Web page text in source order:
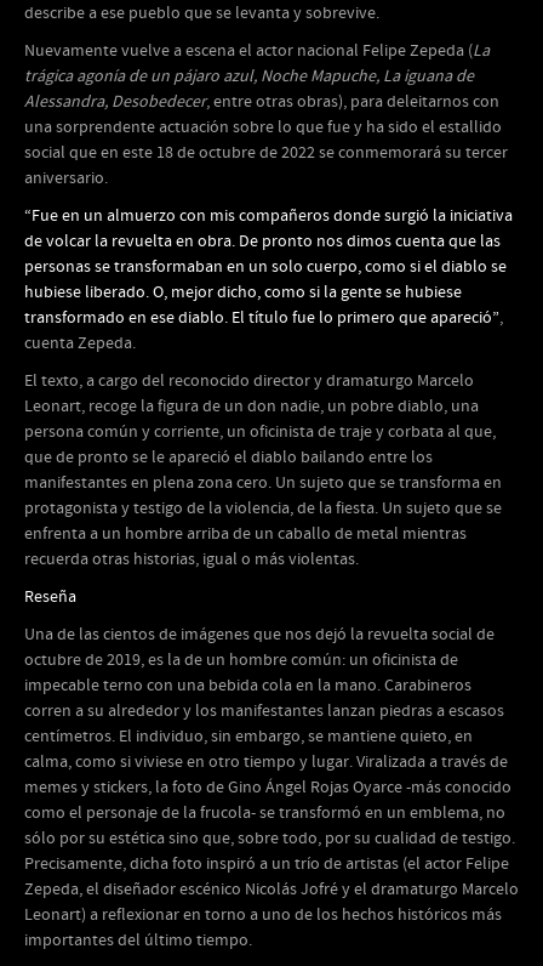
describe a ese pueblo que se levanta y sobrevive.
Nuevamente vuelve a escena el actor nacional Felipe Zepeda (La
trágica agonía de un pájaro azul, Noche Mapuche, La iguana de
Alessandra, Desobedecer, entre otras obras), para deleitarnos con
una sorprendente actuación sobre lo que fue y ha sido el estallido
social que en este 18 de octubre de 2022 se conmemorará su tercer
aniversario.
“Fue en un almuerzo con mis compañeros donde surgió la iniciativa
de volcar la revuelta en obra. De pronto nos dimos cuenta que las
personas se transformaban en un solo cuerpo, como si el diablo se
hubiese liberado. O, mejor dicho, como si la gente se hubiese
transformado en ese diablo. El título fue lo primero que apareció”,
cuenta Zepeda.
El texto, a cargo del reconocido director y dramaturgo Marcelo
Leonart, recoge la figura de un don nadie, un pobre diablo, una
persona común y corriente, un oficinista de traje y corbata al que,
que de pronto se le apareció el diablo bailando entre los
manifestantes en plena zona cero. Un sujeto que se transforma en
protagonista y testigo de la violencia, de la fiesta. Un sujeto que se
enfrenta a un hombre arriba de un caballo de metal mientras
recuerda otras historias, igual o más violentas.
Reseña
Una de las cientos de imágenes que nos dejó la revuelta social de
octubre de 2019, es la de un hombre común: un oficinista de
impecable terno con una bebida cola en la mano. Carabineros
corren a su alrededor y los manifestantes lanzan piedras a escasos
centímetros. El individuo, sin embargo, se mantiene quieto, en
calma, como si viviese en otro tiempo y lugar. Viralizada a través de
memes y stickers, la foto de Gino Ángel Rojas Oyarce -más conocido
como el personaje de la frucola- se transformó en un emblema, no
sólo por su estética sino que, sobre todo, por su cualidad de testigo.
Precisamente, dicha foto inspiró a un trío de artistas (el actor Felipe
Zepeda, el diseñador escénico Nicolás Jofré y el dramaturgo Marcelo
Leonart) a reflexionar en torno a uno de los hechos históricos más
importantes del último tiempo.